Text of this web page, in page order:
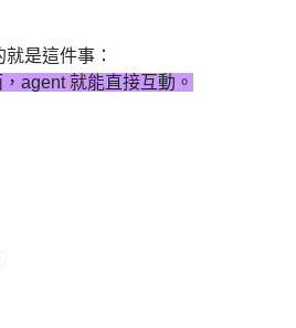
是這件事：
agent 就能直接互動。